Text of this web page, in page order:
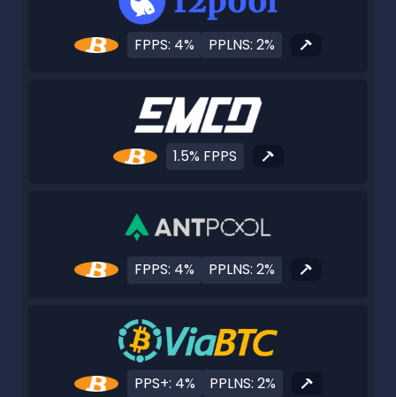
FPPS: 4% PPLNS: 2%
1.5% FPPS
FPPS: 4% PPLNS: 2%
PPS+: 4% PPLNS: 2%